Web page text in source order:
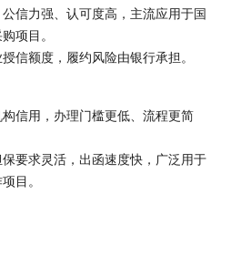
信力强、认可度高，主流应用于国
项目。
信额度，履约风险由银行承担。
信用，办理门槛更低、流程更简
要求灵活，出函速度快，广泛用于
目。